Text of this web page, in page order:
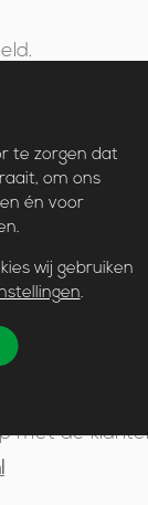
Alle
wordt
met de
te zorgen dat
om ons
én voor
wij gebruiken
.